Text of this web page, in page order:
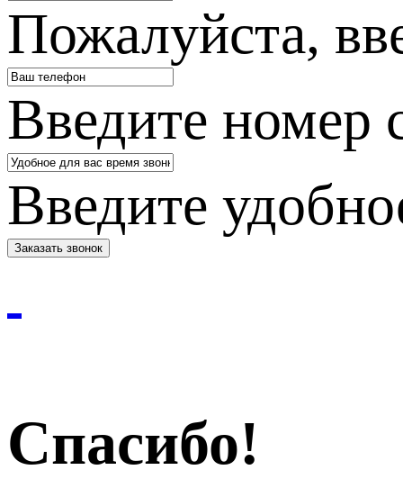
Пожалуйста,
Введите номер
Введите
Спасибо!